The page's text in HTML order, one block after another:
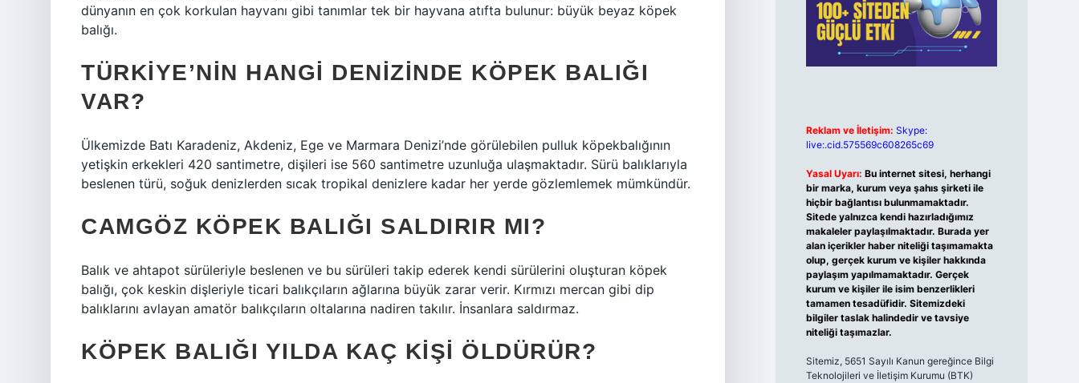
dünyanın en çok korkulan hayvanı gibi tanımlar tek bir hayvana atıfta bulunur: büyük beyaz köpek
balığı.
TÜRKIYE’NIN HANGI DENIZINDE KÖPEK BALIĞI
VAR?
Ülkemizde Batı Karadeniz, Akdeniz, Ege ve Marmara Denizi’nde görülebilen pulluk köpekbalığının
yetişkin erkekleri 420 santimetre, dişileri ise 560 santimetre uzunluğa ulaşmaktadır. Sürü balıklarıyla
beslenen türü, soğuk denizlerden sıcak tropikal denizlere kadar her yerde gözlemlemek mümkündür.
CAMGÖZ KÖPEK BALIĞI SALDIRIR MI?
Balık ve ahtapot sürüleriyle beslenen ve bu sürüleri takip ederek kendi sürülerini oluşturan köpek
balığı, çok keskin dişleriyle ticari balıkçıların ağlarına büyük zarar verir. Kırmızı mercan gibi dip
balıklarını avlayan amatör balıkçıların oltalarına nadiren takılır. İnsanlara saldırmaz.
KÖPEK BALIĞI YILDA KAÇ KIŞI ÖLDÜRÜR?
Reklam ve İletişim: Skype:
live:.cid.575569c608265c69
Yasal Uyarı: Bu internet sitesi, herhangi
bir marka, kurum veya şahıs şirketi ile
hiçbir bağlantısı bulunmamaktadır.
Sitede yalnızca kendi hazırladığımız
makaleler paylaşılmaktadır. Burada yer
alan içerikler haber niteliği taşımamakta
olup, gerçek kurum ve kişiler hakkında
paylaşım yapılmamaktadır. Gerçek
kurum ve kişiler ile isim benzerlikleri
tamamen tesadüfidir. Sitemizdeki
bilgiler taslak halindedir ve tavsiye
niteliği taşımazlar.
Sitemiz, 5651 Sayılı Kanun gereğince Bilgi
Teknolojileri ve İletişim Kurumu (BTK)